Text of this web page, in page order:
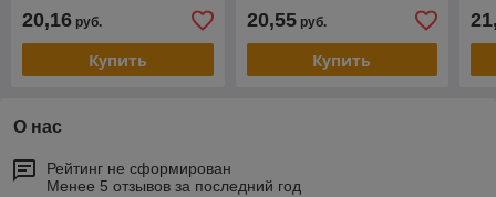
20,16 руб.
Купить
20,55руб.
Купить
О нас
Рейтинг не сформирован
Менее 5 отзывов за последний год